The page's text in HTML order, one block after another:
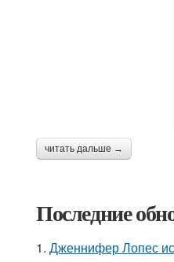
читать дальше →
Последние
1. Дженнифер Лопес